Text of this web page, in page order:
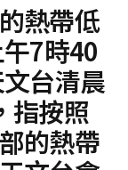
熱帶低
7時40
台清晨
指按照
的熱帶